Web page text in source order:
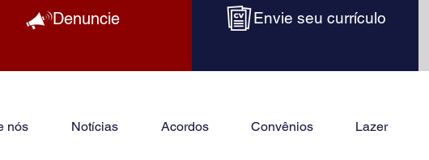
Denuncie Envie seu currículo
nós Notícias Acordos Convênios Lazer